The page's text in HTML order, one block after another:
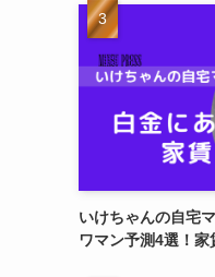
いけちゃんの自宅
ワマン予測4選！家